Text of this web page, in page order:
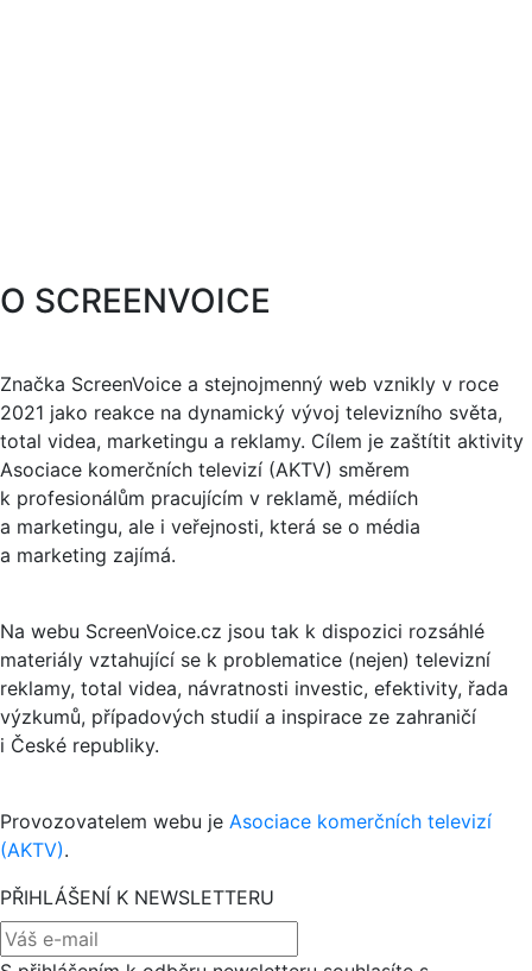
O SCREENVOICE
Značka ScreenVoice a stejnojmenný web vznikly v roce
2021 jako reakce na dynamický vývoj televizního světa,
total videa, marketingu a reklamy. Cílem je zaštítit aktivity
Asociace komerčních televizí (AKTV) směrem
k profesionálům pracujícím v reklamě, médiích
a marketingu, ale i veřejnosti, která se o média
a marketing zajímá.
Na webu ScreenVoice.cz jsou tak k dispozici rozsáhlé
materiály vztahující se k problematice (nejen) televizní
reklamy, total videa, návratnosti investic, efektivity, řada
výzkumů, případových studií a inspirace ze zahraničí
i České republiky.
Provozovatelem webu je Asociace komerčních televizí
(AKTV).
PŘIHLÁŠENÍ K NEWSLETTERU